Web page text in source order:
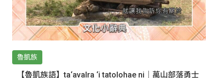
魯凱族
【魯凱族語】ta‘avalra ‘i tatolohae ni｜萬山部落勇士